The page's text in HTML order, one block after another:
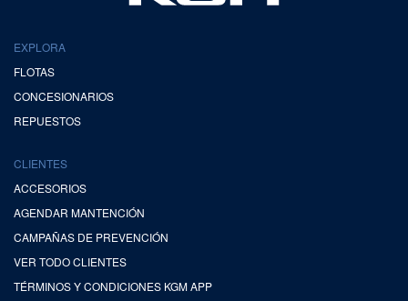
EXPLORA
FLOTAS
CONCESIONARIOS
REPUESTOS
CLIENTES
ACCESORIOS
AGENDAR MANTENCIÓN
CAMPAÑAS DE PREVENCIÓN
VER TODO CLIENTES
TÉRMINOS Y CONDICIONES KGM APP